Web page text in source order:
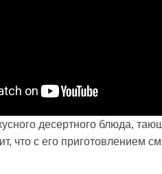
десертного блюда,
что с его приготовлением